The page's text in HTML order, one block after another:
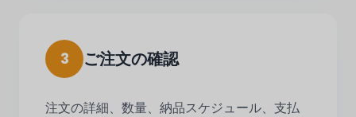
3 ご注文の確認
注文の詳細、数量、納品スケジュール、支払